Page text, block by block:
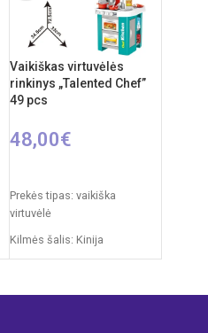
Vaikiškas virtuvėlės
rinkinys „Talented Chef”
49 pcs
48,00€
Prekės tipas: vaikiška
virtuvėlė
Kilmės šalis: Kinija